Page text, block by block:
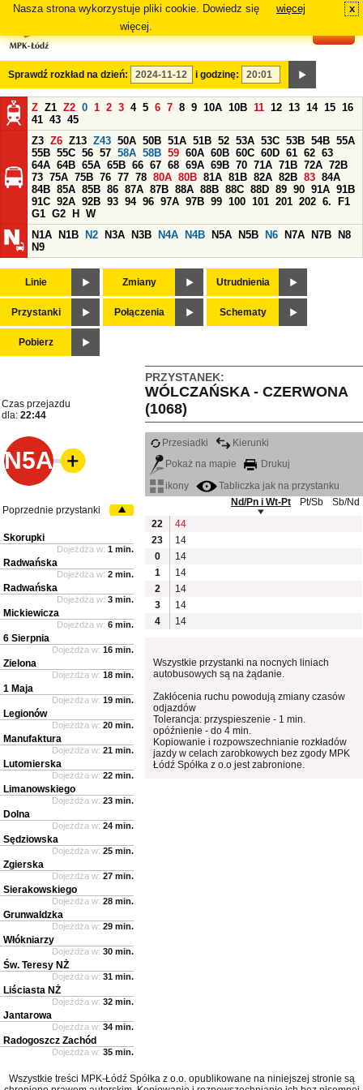
Nasza strona wykorzystuje pliki cookie. Dowiedz się
więcej.
więcej x
Sprawdź rozkład na dzień: i godzinę:
Z Z1 Z2 0 1 2 3 4 5 6 7 8 9 10A 10B 11 12 13 14 15 16
41 43 45
Z3 Z6 Z13 Z43 50A 50B 51A 51B 52 53A 53C 53B 54B 55A
55B 55C 56 57 58A 58B 59 60A 60B 60C 60D 61 62 63
64A 64B 65A 65B 66 67 68 69A 69B 70 71A 71B 72A 72B
73 75A 75B 76 77 78 80A 80B 81A 81B 82A 82B 83 84A
84B 85A 85B 86 87A 87B 88A 88B 88C 88D 89 90 91A 91B
91C 92A 92B 93 94 96 97A 97B 99 100 101 201 202 6.
F1
G1 G2 H
W
N1A
N1B N2 N3A N3B N4A N4B N5A N5B N6 N7A N7B
N8
N9
Linie Zmiany Utrudnienia
Przystanki Połączenia Schematy
Pobierz
PRZYSTANEK:
WÓLCZAŃSKA - CZERWONA
(1068)
Czas przejazdu
dla: 22:44
N5A
Przesiadki
Kierunki
Pokaż na mapie
Drukuj
ikony
Tabliczka jak na przystanku
Nd/Pn i Wt-Pt
Pt/Sb
Sb/Nd
22
44
23
14
0
14
1
14
2
14
3
14
4
14
Wszystkie przystanki na nocnych liniach
autobusowych są na żądanie.
Zakłócenia ruchu powodują zmiany czasów
odjazdów
Tolerancja: przyspieszenie - 1 min.
opóźnienie - do 4 min.
Kopiowanie i rozpowszechnianie rozkładów
jazdy w celach zarobkowych bez zgody MPK
Łódź Spółka z o.o jest zabronione.
Poprzednie przystanki
Skorupki
Dojeżdża w: 1 min.
Radwańska
Dojeżdża w: 2 min.
Radwańska
Dojeżdża w: 3 min.
Mickiewicza
Dojeżdża w: 6 min.
6 Sierpnia
Dojeżdża w: 16 min.
Zielona
Dojeżdża w: 18 min.
1 Maja
Dojeżdża w: 19 min.
Legionów
Dojeżdża w: 20 min.
Manufaktura
Dojeżdża w: 21 min.
Lutomierska
Dojeżdża w: 22 min.
Limanowskiego
Dojeżdża w: 23 min.
Dolna
Dojeżdża w: 24 min.
Sędziowska
Dojeżdża w: 25 min.
Zgierska
Dojeżdża w: 27 min.
Sierakowskiego
Dojeżdża w: 28 min.
Grunwaldzka
Dojeżdża w: 29 min.
Włókniarzy
Dojeżdża w: 30 min.
Św. Teresy NŻ
Dojeżdża w: 31 min.
Liściasta NŻ
Dojeżdża w: 32 min.
Jantarowa
Dojeżdża w: 34 min.
Radogoszcz Zachód
Dojeżdża w: 35 min.
Wszystkie treści MPK-Łódź Spółka z o.o. opublikowane na niniejszej stronie są